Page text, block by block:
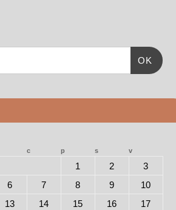
OK
c p s v
1 2
3
6 7 8 9
10
13 14 15 16
17